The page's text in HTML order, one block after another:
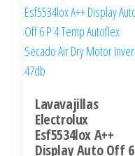
Lavavajillas
Electrolux
Esf5534lox A++
Display Auto Off 6